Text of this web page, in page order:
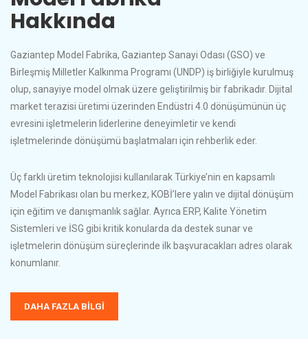
Hakkında
Gaziantep Model Fabrika, Gaziantep Sanayi Odası (GSO) ve
Birleşmiş Milletler Kalkınma Programı (UNDP) iş birliğiyle kurulmuş
olup, sanayiye model olmak üzere geliştirilmiş bir fabrikadır. Dijital
market terazisi üretimi üzerinden Endüstri 4.0 dönüşümünün üç
evresini işletmelerin liderlerine deneyimletir ve kendi
işletmelerinde dönüşümü başlatmaları için rehberlik eder.
Üç farklı üretim teknolojisi kullanılarak Türkiye’nin en kapsamlı
Model Fabrikası olan bu merkez, KOBİ’lere yalın ve dijital dönüşüm
için eğitim ve danışmanlık sağlar. Ayrıca ERP, Kalite Yönetim
Sistemleri ve İSG gibi kritik konularda da destek sunar ve
işletmelerin dönüşüm süreçlerinde ilk başvuracakları adres olarak
konumlanır.
DAHA FAZLA BILGI